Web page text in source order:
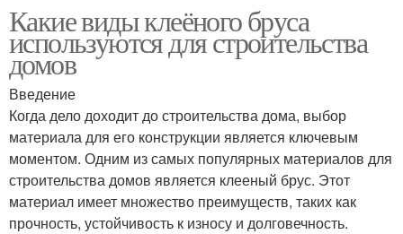
Какие виды клеёного бруса
используются для строительства
домов
Введение
Когда дело доходит до строительства дома, выбор
материала для его конструкции является ключевым
моментом. Одним из самых популярных материалов для
строительства домов является клееный брус. Этот
материал имеет множество преимуществ, таких как
прочность, устойчивость к износу и долговечность.